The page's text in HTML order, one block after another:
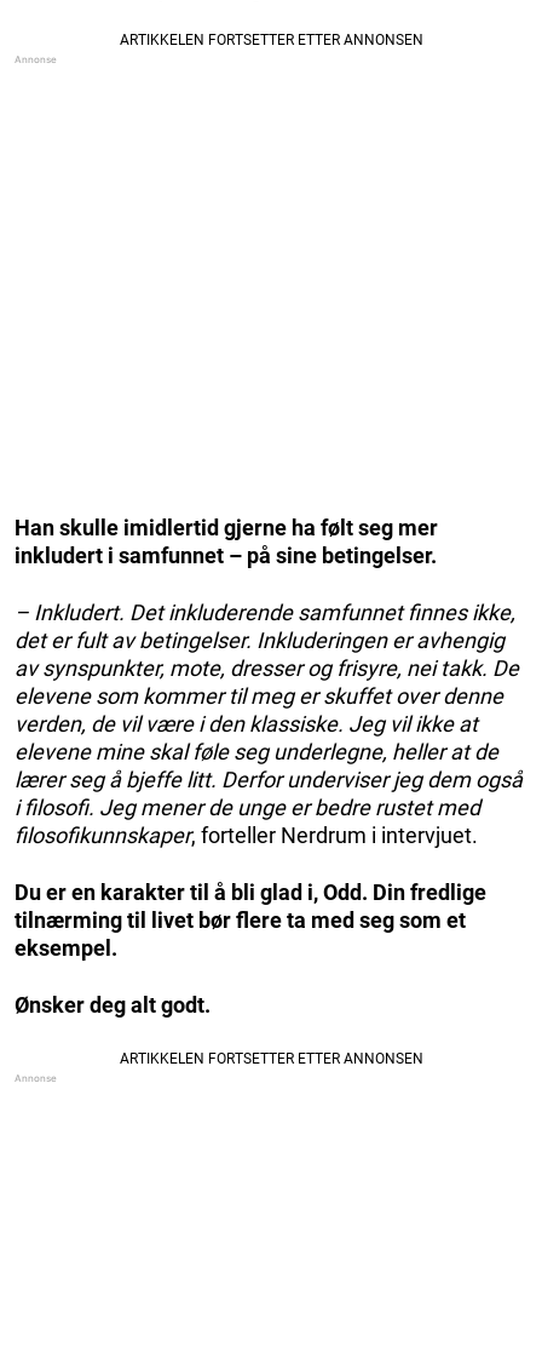
Han skulle imidlertid gjerne ha følt seg mer
inkludert i samfunnet – på sine betingelser.
– Inkludert. Det inkluderende sam­funnet finnes ikke,
det er fult av betingelser. Inkluderingen er avhengig
av synspunkter, mote, dresser og frisyre, nei takk. De
elevene som kommer til meg er skuffet over denne
verden, de vil være i den klassiske. Jeg vil ikke at
elevene mine skal føle seg underlegne, heller at de
lærer seg å bjeffe litt. Derfor underviser jeg dem også
i filosofi. Jeg mener de unge er bedre rustet med
filosofikunnskaper, forteller Nerdrum i intervjuet.
Du er en karakter til å bli glad i, Odd. Din fredlige
tilnærming til livet bør flere ta med seg som et
eksempel.
Ønsker deg alt godt.